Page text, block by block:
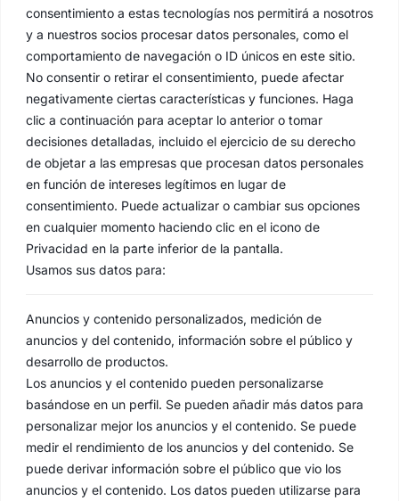
consentimiento a estas tecnologías nos permitirá a nosotros
y a nuestros socios procesar datos personales, como el
comportamiento de navegación o ID únicos en este sitio.
No consentir o retirar el consentimiento, puede afectar
negativamente ciertas características y funciones. Haga
clic a continuación para aceptar lo anterior o tomar
decisiones detalladas, incluido el ejercicio de su derecho
de objetar a las empresas que procesan datos personales
en función de intereses legítimos en lugar de
consentimiento. Puede actualizar o cambiar sus opciones
en cualquier momento haciendo clic en el icono de
Privacidad en la parte inferior de la pantalla.
Usamos sus datos para:
Anuncios y contenido personalizados, medición de
anuncios y del contenido, información sobre el público y
desarrollo de productos.
Los anuncios y el contenido pueden personalizarse
basándose en un perfil. Se pueden añadir más datos para
personalizar mejor los anuncios y el contenido. Se puede
medir el rendimiento de los anuncios y del contenido. Se
puede derivar información sobre el público que vio los
anuncios y el contenido. Los datos pueden utilizarse para